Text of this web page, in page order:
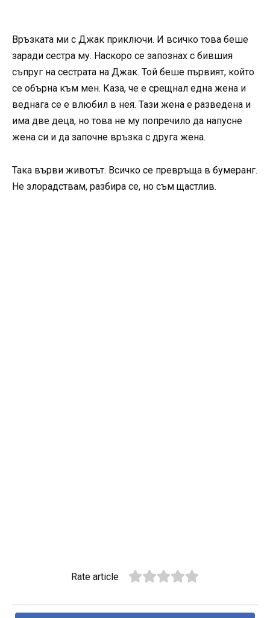
Връзката ми с Джак приключи. И всичко това беше
заради сестра му. Наскоро се запознах с бившия
съпруг на сестрата на Джак. Той беше първият, който
се обърна към мен. Каза, че е срещнал една жена и
веднага се е влюбил в нея. Тази жена е разведена и
има две деца, но това не му попречило да напусне
жена си и да започне връзка с друга жена.
Така върви животът. Всичко се превръща в бумеранг.
Не злорадствам, разбира се, но съм щастлив.
Rate article